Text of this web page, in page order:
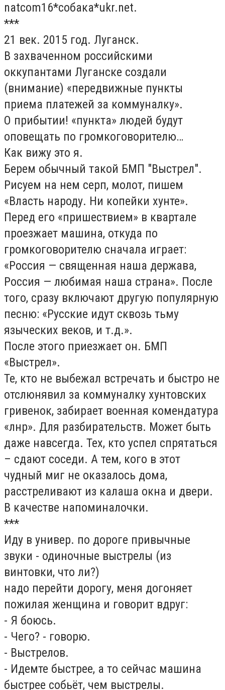
natcom16*собака*ukr.net.
***
21 век. 2015 год. Луганск.
В захваченном российскими
оккупантами Луганске создали
(внимание) «передвижные пункты
приема платежей за коммуналку».
О прибытии! «пункта» людей будут
оповещать по громкоговорителю…
Как вижу это я.
Берем обычный такой БМП "Выстрел".
Рисуем на нем серп, молот, пишем
«Власть народу. Ни копейки хунте».
Перед его «пришествием» в квартале
проезжает машина, откуда по
громкоговорителю сначала играет:
«Россия — священная наша держава,
Россия — любимая наша страна». После
того, сразу включают другую популярную
песню: «Русские идут сквозь тьму
языческих веков, и т.д.».
После этого приезжает он. БМП
«Выстрел».
Те, кто не выбежал встречать и быстро не
отслюнявил за коммуналку хунтовских
гривенок, забирает военная комендатура
«лнр». Для разбирательств. Может быть
даже навсегда. Тех, кто успел спрятаться
– сдают соседи. А тем, кого в этот
чудный миг не оказалось дома,
расстреливают из калаша окна и двери.
В качестве напоминалочки.
***
Иду в универ. по дороге привычные
звуки - одиночные выстрелы (из
винтовки, что ли?)
надо перейти дорогу, меня догоняет
пожилая женщина и говорит вдруг:
- Я боюсь.
- Чего? - говорю.
- Выстрелов.
- Идемте быстрее, а то сейчас машина
быстрее собьёт, чем выстрелы.